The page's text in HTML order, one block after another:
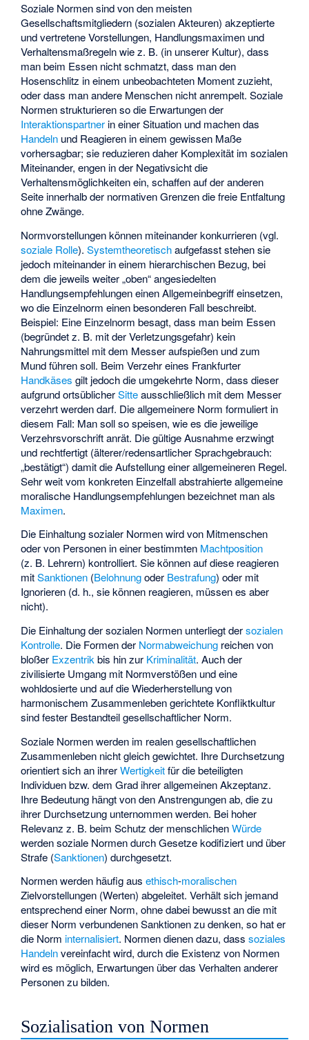
Soziale Normen sind von den meisten
Gesellschaftsmitgliedern (sozialen Akteuren) akzeptierte
und vertretene Vorstellungen, Handlungsmaximen und
Verhaltensmaßregeln wie z. B. (in unserer Kultur), dass
man beim Essen nicht schmatzt, dass man den
Hosenschlitz in einem unbeobachteten Moment zuzieht,
oder dass man andere Menschen nicht anrempelt. Soziale
Normen strukturieren so die Erwartungen der
Interaktionspartner in einer Situation und machen das
Handeln und Reagieren in einem gewissen Maße
vorhersagbar; sie reduzieren daher Komplexität im sozialen
Miteinander, engen in der Negativsicht die
Verhaltensmöglichkeiten ein, schaffen auf der anderen
Seite innerhalb der normativen Grenzen die freie Entfaltung
ohne Zwänge.
Normvorstellungen können miteinander konkurrieren (vgl.
soziale Rolle).Systemtheoretischaufgefasst stehen sie
jedoch miteinander in einem hierarchischen Bezug, bei
dem die jeweils weiter „oben“ angesiedelten
Handlungsempfehlungen einen Allgemeinbegriff einsetzen,
wo die Einzelnorm einen besonderen Fall beschreibt.
Beispiel: Eine Einzelnorm besagt, dass man beim Essen
(begründet z. B. mit der Verletzungsgefahr) kein
Nahrungsmittel mit dem Messer aufspießen und zum
Mund führen soll. Beim Verzehr eines Frankfurter
Handkäses gilt jedoch die umgekehrte Norm, dass dieser
aufgrund ortsüblicherSitteausschließlich mit dem Messer
verzehrt werden darf. Die allgemeinere Norm formuliert in
diesem Fall: Man soll so speisen, wie es die jeweilige
Verzehrsvorschrift anrät. Die gültige Ausnahme erzwingt
und rechtfertigt (älterer/redensartlicher Sprachgebrauch:
„bestätigt“) damit die Aufstellung einer allgemeineren Regel.
Sehr weit vom konkreten Einzelfall abstrahierte allgemeine
moralische Handlungsempfehlungen bezeichnet man als
Maximen.
Die Einhaltung sozialer Normen wird von Mitmenschen
oder von Personen in einer bestimmten Machtposition
(z. B. Lehrern) kontrolliert. Sie können auf diese reagieren
mitSanktionen (Belohnungoder Bestrafung) oder mit
Ignorieren (d. h., sie können reagieren, müssen es aber
nicht).
Die Einhaltung der sozialen Normen unterliegt dersozialen
Kontrolle. Die Formen der Normabweichung reichen von
bloßer Exzentrik bis hin zur Kriminalität. Auch der
zivilisierte Umgang mit Normverstößen und eine
wohldosierte und auf die Wiederherstellung von
harmonischem Zusammenleben gerichtete Konfliktkultur
sind fester Bestandteil gesellschaftlicher Norm.
Soziale Normen werden im realen gesellschaftlichen
Zusammenleben nicht gleich gewichtet. Ihre Durchsetzung
orientiert sich an ihrerWertigkeitfür die beteiligten
Individuen bzw. dem Grad ihrer allgemeinen Akzeptanz.
Ihre Bedeutung hängt von den Anstrengungen ab, die zu
ihrer Durchsetzung unternommen werden. Bei hoher
Relevanz z. B. beim Schutz der menschlichenWürde
werden soziale Normen durch Gesetze kodifiziert und über
Strafe (Sanktionen) durchgesetzt.
Normen werden häufig ausethisch-moralischen
Zielvorstellungen (Werten) abgeleitet. Verhält sich jemand
entsprechend einer Norm, ohne dabei bewusst an die mit
dieser Norm verbundenen Sanktionen zu denken, so hat er
die Norm internalisiert. Normen dienen dazu, dasssoziales
Handelnvereinfacht wird, durch die Existenz von Normen
wird es möglich, Erwartungen über das Verhalten anderer
Personen zu bilden.
Sozialisation von Normen